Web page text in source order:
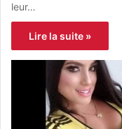
leur…
Lire la suite »